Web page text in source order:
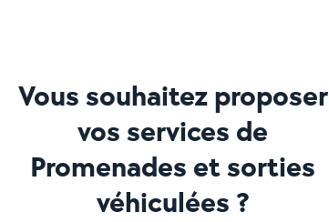
Vous souhaitez proposer
vos services de
Promenades et sorties
véhiculées ?